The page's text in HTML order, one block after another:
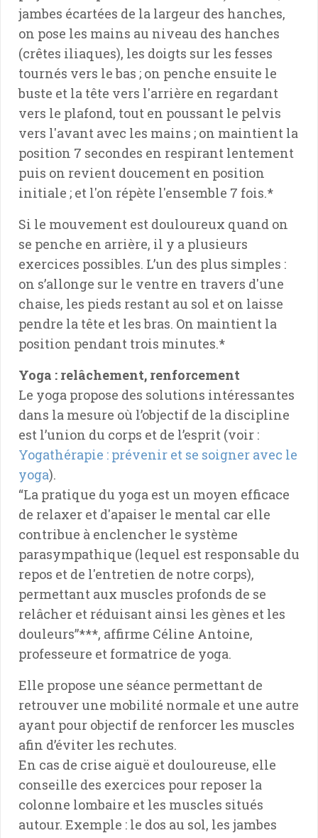
jambes écartées de la largeur des hanches,
on pose les mains au niveau des hanches
(crêtes iliaques), les doigts sur les fesses
tournés vers le bas ; on penche ensuite le
buste et la tête vers l'arrière en regardant
vers le plafond, tout en poussant le pelvis
vers l'avant avec les mains ; on maintient la
position 7 secondes en respirant lentement
puis on revient doucement en position
initiale ; et l'on répète l'ensemble 7 fois.*
Si le mouvement est douloureux quand on
se penche en arrière, il y a plusieurs
exercices possibles. L’un des plus simples :
on s’allonge sur le ventre en travers d'une
chaise, les pieds restant au sol et on laisse
pendre la tête et les bras. On maintient la
position pendant trois minutes.*
Yoga : relâchement, renforcement
Le yoga propose des solutions intéressantes
dans la mesure où l’objectif de la discipline
est l’union du corps et de l’esprit (voir :
Yogathérapie : prévenir et se soigner avec le
yoga).
“La pratique du yoga est un moyen efficace
de relaxer et d'apaiser le mental car elle
contribue à enclencher le système
parasympathique (lequel est responsable du
repos et de l'entretien de notre corps),
permettant aux muscles profonds de se
relâcher et réduisant ainsi les gènes et les
douleurs”***, affirme Céline Antoine,
professeure et formatrice de yoga.
Elle propose une séance permettant de
retrouver une mobilité normale et une autre
ayant pour objectif de renforcer les muscles
afin d’éviter les rechutes.
En cas de crise aiguë et douloureuse, elle
conseille des exercices pour reposer la
colonne lombaire et les muscles situés
autour. Exemple : le dos au sol, les jambes